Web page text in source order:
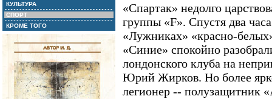
КУЛЬТУРА
СПОРТ
КРОМЕ ТОГО
«Спартак» недолго
группы «F». Спустя два
«Лужниках» «красно-
«Синие» спокойно
лондонского клуба на
Юрий Жирков. Но более
легионер -- полузащитник